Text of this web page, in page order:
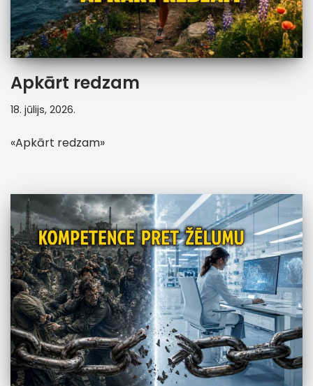
Apkārt redzam
18. jūlijs, 2026.
«Apkārt redzam»